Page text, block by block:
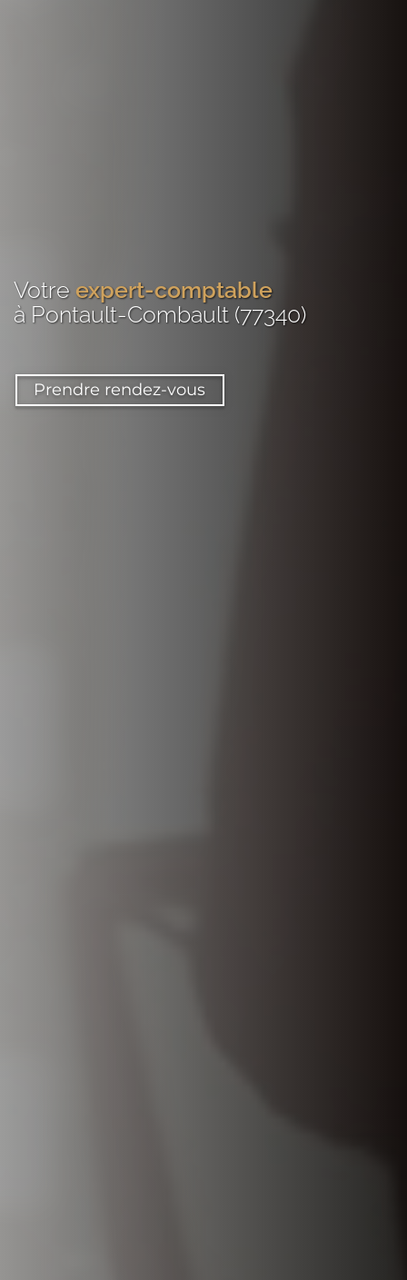
Votre expert-comptable
à Pontault-Combault (77340)
Prendre rendez-vous